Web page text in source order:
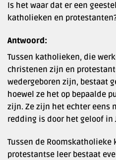
Is het waar dat er een
katholieken en
Antwoord:
Tussen katholieken, die
christenen zijn en
wedergeboren zijn, bestaat
hoewel ze het op bepaalde
zijn. Ze zijn het echter eens
redding is door het geloof in
Tussen de Roomskatholieke
protestantse leer bestaat